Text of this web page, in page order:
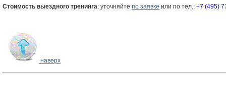
Стоимость выездного тренинга: уточняйте по заявке или по тел.: +7 (495)
наверх